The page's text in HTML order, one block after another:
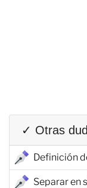
✓ Otras
Definición
Separar en